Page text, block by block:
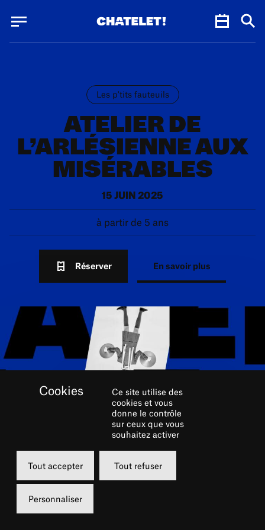
Les p'tits fauteuils
ATELIER DE
L’ARLÉSIENNE AUX
MISÉRABLES
15 JUIN 2025
à partir de 5 ans
Réserver En savoir plus
Dimanche
15 juin 2025
14h30
Ce site utilise des
cookies et vous
donne le contrôle
sur ceux que vous
souhaitez activer
Tout accepter Tout refuser
Personnaliser